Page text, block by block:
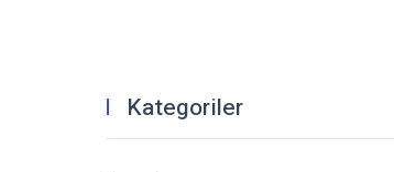
Kategoriler